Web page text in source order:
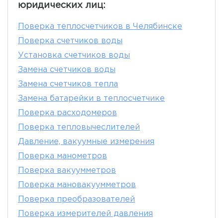
юридических лиц:
Поверка теплосчетчиков в Челябинске
Поверка счетчиков воды
Установка счетчиков воды
Замена счетчиков воды
Замена счетчиков тепла
Замена батарейки в теплосчетчике
Поверка расходомеров
Поверка тепловычеслителей
Давление, вакуумные измерения
Поверка манометров
Поверка вакуумметров
Поверка мановакуумметров
Поверка преобразователей
Поверка измерителей давления